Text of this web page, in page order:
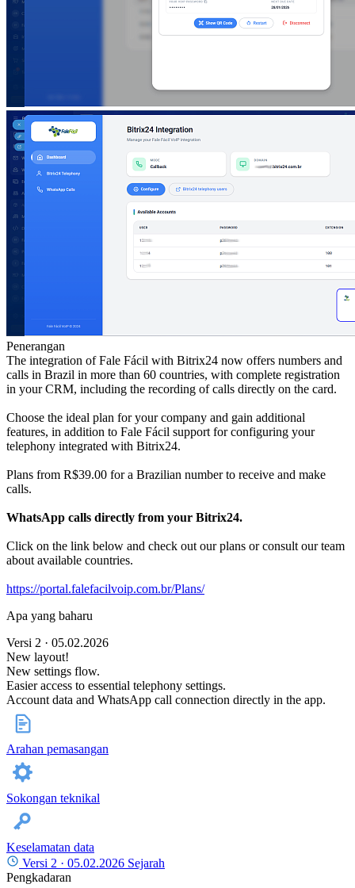
Penerangan
The integration of Fale Fácil with Bitrix24 now offers numbers and
calls in Brazil in more than 60 countries, with complete registration
in your CRM, including the recording of calls directly on the card.
Choose the ideal plan for your company and gain additional
features, in addition to Fale Fácil support for configuring your
telephony integrated with Bitrix24.
Plans from R$39.00 for a Brazilian number to receive and make
calls.
WhatsApp calls directly from your Bitrix24.
Click on the link below and check out our plans or consult our team
about available countries.
https://portal.falefacilvoip.com.br/Plans/
Apa yang baharu
Versi 2 · 05.02.2026
New layout!
New settings flow.
Easier access to essential telephony settings.
Account data and WhatsApp call connection directly in the app.
Arahan pemasangan
Sokongan teknikal
Keselamatan data
Versi 2 · 05.02.2026 Sejarah
Pengkadaran